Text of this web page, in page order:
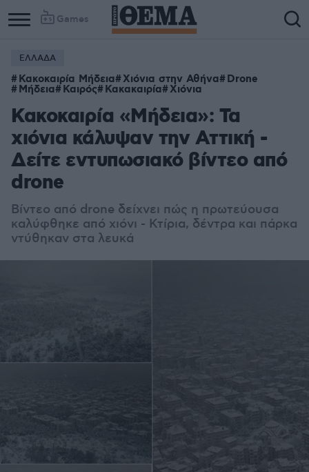
Games
ΕΛΛΑΔΑ
Κακοκαιρία Μήδεια Χιόνια στην Αθήνα Drone
Μήδεια Καιρός Κακακαιρία Χιόνια
Κακοκαιρία «Μήδεια»: Τα
χιόνια κάλυψαν την Αττική -
Δείτε εντυπωσιακό βίντεο από
drone
Βίντεο από drone δείχνει πώς η πρωτεύουσα
καλύφθηκε από χιόνι - Κτίρια, δέντρα και πάρκα
ντύθηκαν στα λευκά